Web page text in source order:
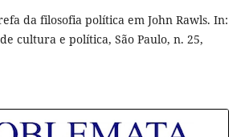
da filosofia política em John Rawls. In:
cultura e política, São Paulo, n. 25,